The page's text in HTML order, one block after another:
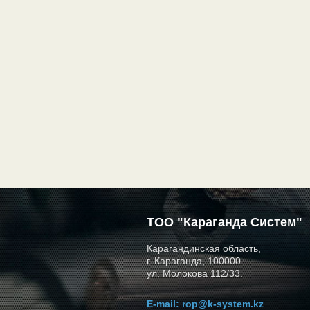
ТОО "Караганда Систем"
Карагандинская область,
г. Караганда, 100000
ул. Молокова 112/33.
E-mail: rop@k-system.kz